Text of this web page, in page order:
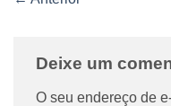
Deixe um
O seu endereço de